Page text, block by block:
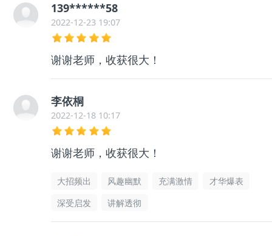
139******58
2022-12-23 19:07
谢谢老师，收获很大！
李依桐
2022-12-18 10:17
谢谢老师，收获很大！
大招频出 风趣幽默 充满激情
才华爆表
深受启发
讲解透彻